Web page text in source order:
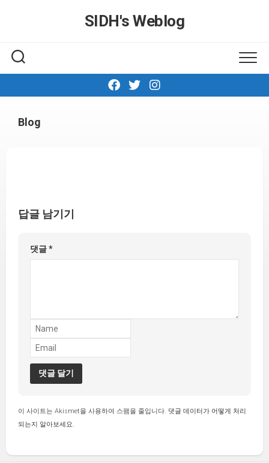
SIDH′s Weblog
Blog
답글 남기기
댓글*
이 사이트는 Akismet을 사용하여 스팸을 줄입니다. 댓글 데이터가 어떻게 처리
되는지 알아보세요.